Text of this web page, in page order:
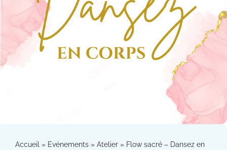
Accueil » Evénements » Atelier » Flow sacré – Dansez en